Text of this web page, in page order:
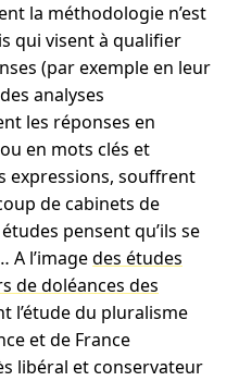
la méthodologie n’est
qui visent à qualifier
(par exemple en leur
analyses
les réponses en
en mots clés et
expressions, souffrent
de cabinets de
pensent qu’ils se
A l’imagedes études
de doléances des
l’étude du pluralisme
et de France
libéral et conservateur